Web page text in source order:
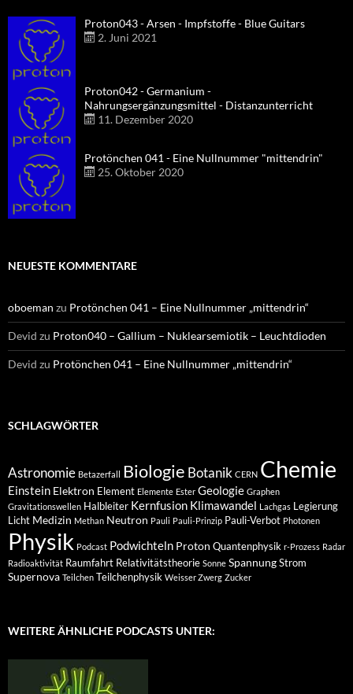
Proton043 - Arsen - Impfstoffe - Blue Guitars
2. Juni 2021
Proton042 - Germanium -
Nahrungsergänzungsmittel - Distanzunterricht
11. Dezember 2020
Protönchen 041 - Eine Nullnummer "mittendrin"
25. Oktober 2020
NEUESTE KOMMENTARE
oboeman zu Protönchen 041 – Eine Nullnummer „mittendrin“
Devid zu Proton040 – Gallium – Nuklearsemiotik – Leuchtdioden
Devid zu Protönchen 041 – Eine Nullnummer „mittendrin“
SCHLAGWÖRTER
Astronomie Betazerfall Biologie Botanik CERN Chemie
Einstein Elektron Element Elemente Ester Geologie Graphen
Gravitationswellen Halbleiter Kernfusion Klimawandel Lachgas Legierung
Licht Medizin Methan Neutron Pauli Pauli-Prinzip Pauli-Verbot Photonen
Physik Podcast Podwichteln Proton Quantenphysik r-Prozess Radar
Radioaktivität Raumfahrt Relativitätstheorie Sonne Spannung Strom
Supernova Teilchen Teilchenphysik Weisser Zwerg Zucker
WEITERE ÄHNLICHE PODCASTS UNTER: